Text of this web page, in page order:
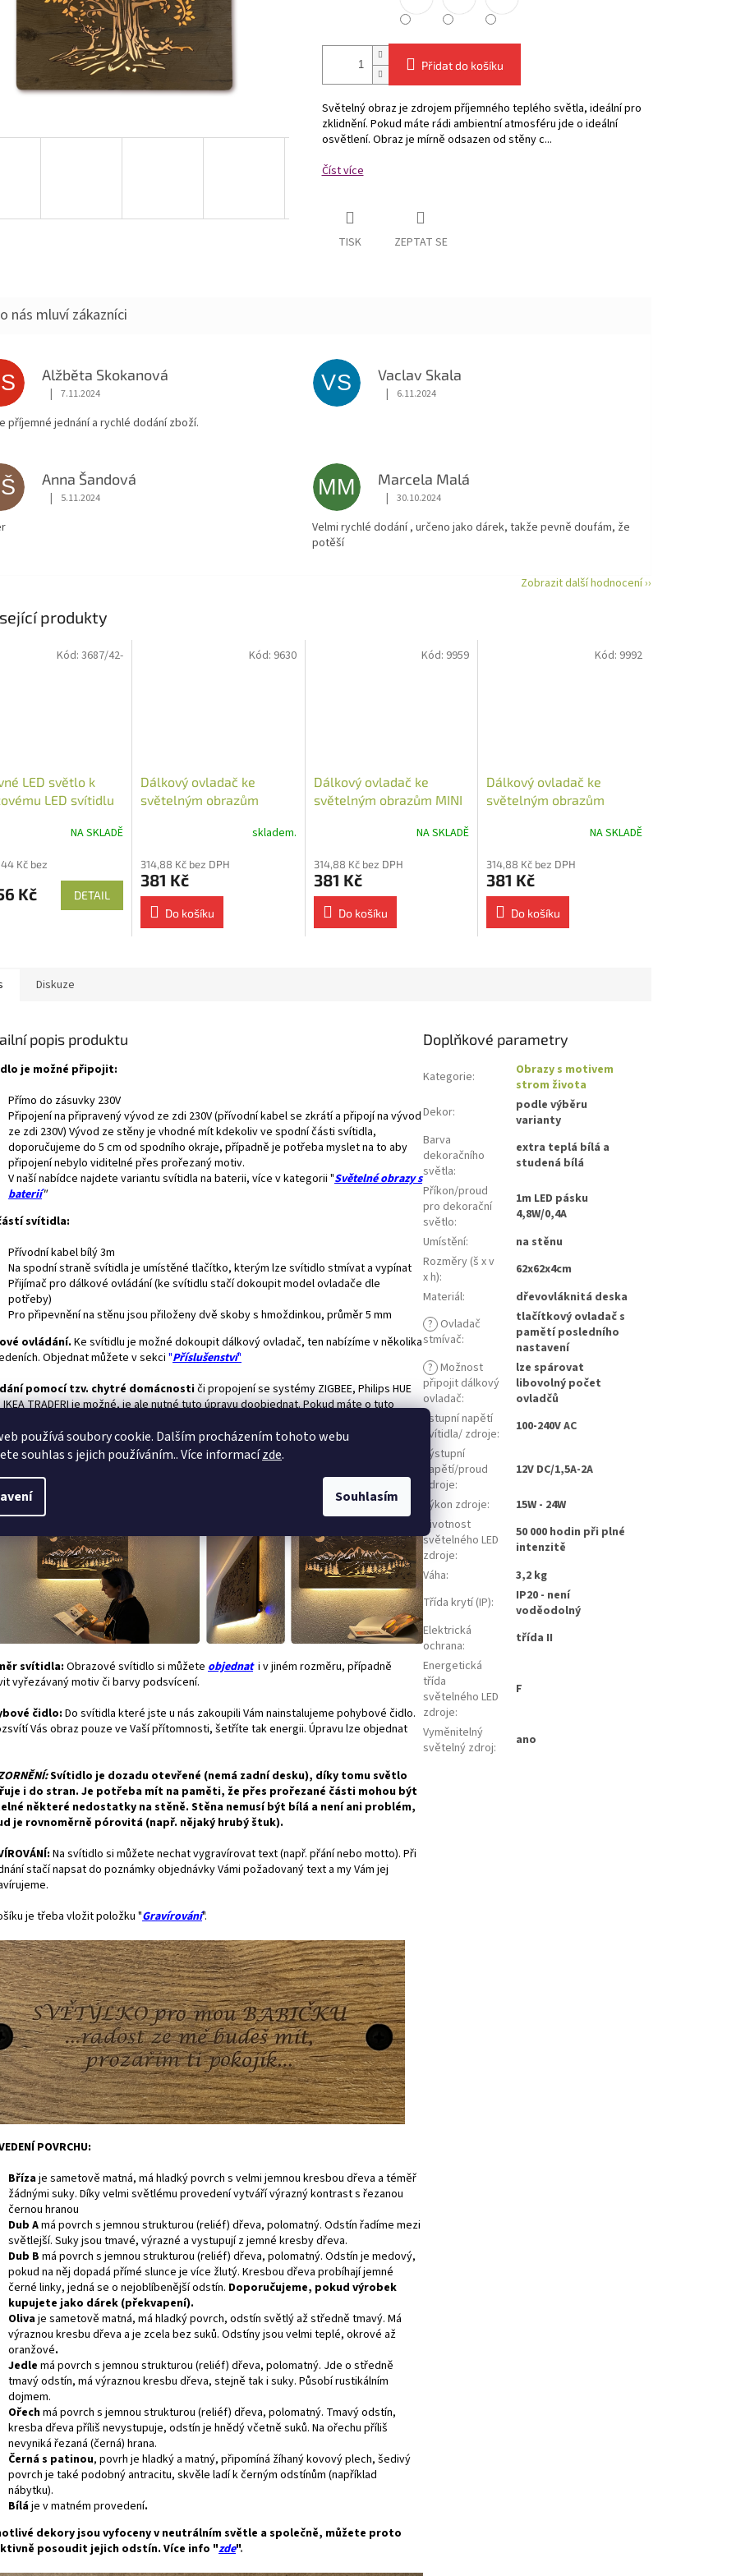
používá soubory cookie. Dalším procházením tohoto webu
souhlas s jejich používáním.. Více informacízde.
Souhlasím
Přidat do košíku
Světelný obraz je zdrojem příjemného teplého světla, ideální pro
zklidnění. Pokud máte rádi ambientní atmosféru jde o ideální
osvětlení. Obraz je mírně odsazen od stěny c...
Číst více
TISK ZEPTAT SE
nás mluví zákazníci
Alžběta Skokanová
Hodnocení obchodu je 5 z 5 hvězdiček.
| 7.11.2024
příjemné jednání a rychlé dodání zboží.
VS Vaclav Skala
Hodnocení obchodu je 5 z 5 hvězdiček.
| 6.11.2024
Anna Šandová
Hodnocení obchodu je 5 z 5 hvězdiček.
| 5.11.2024 MM Marcela Malá
Hodnocení obchodu je 5 z 5 hvězdiček.
| 30.10.2024
Velmi rychlé dodání , určeno jako dárek, takže pevně doufám, že
potěší
Zobrazit další hodnocení ››
produkty
LED světlo k
LED svítidlu
NA SKLADĚ
Kč bez
Kč DETAIL
Kód: 3687/42-
Dálkový ovladač ke
světelným obrazům
skladem.
314,88 Kč bez DPH
381 Kč
Do košíku
Kód: 9630
Dálkový ovladač ke
světelným obrazům MINI
NA SKLADĚ
314,88 Kč bez DPH
381 Kč
Do košíku
Kód: 9959
Dálkový ovladač ke
světelným obrazům
NA SKLADĚ
314,88 Kč bez DPH
381 Kč
Do košíku
Kód: 9992
Diskuze
popis produktu
je možné připojit:
Přímo do zásuvky 230V
Připojení na připravený vývod ze zdi 230V (přívodní kabel se zkrátí a připojí na vývod
ze zdi 230V) Vývod ze stěny je vhodné mít kdekoliv ve spodní části svítidla,
doporučujeme do 5 cm od spodního okraje, případně je potřeba myslet na to aby
připojení nebylo viditelné přes prořezaný motiv.
V naší nabídce najdete variantu svítidla na baterii, více v kategorii "Světelné obrazy s
baterií"
svítidla:
Přívodní kabel bílý 3m
Na spodní straně svítidla je umístěné tlačítko, kterým lze svítidlo stmívat a vypínat
Přijímač pro dálkové ovládání (ke svítidlu stačí dokoupit model ovladače dle
potřeby)
Pro připevnění na stěnu jsou přiloženy dvě skoby s hmoždinkou, průměr 5 mm
ovládání.Ke svítidlu je možné dokoupit dálkový ovladač, ten nabízíme v několika
Objednat můžete v sekci "Příslušenství"
pomocí tzv. chytré domácnostiči propojení se systémy ZIGBEE, Philips HUE
TRADFRI je možné, je ale nutné tuto úpravu doobjednat. Pokud máte o tuto
světlo:Ke svítidlu si můžete zakoupit výkonné přídavné
si například číst. Součástí přídavného světla je dotykový ovladač, ten je umístěný
svítidla. Ovládání přídavného světla je nezávislé na podsvícení obrazu a je
stmívatelné.
svítidla: Obrazové svítidlo si můžete objednat i v jiném rozměru, případně
vyřezávaný motiv či barvy podsvícení.
čidlo:Do svítidla které jste u nás zakoupili Vám nainstalujeme pohybové čidlo.
Vás obraz pouze ve Vaší přítomnosti, šetříte tak energii. Úpravu lze objednat
Svítidlo je dozadu otevřené (nemá zadní desku), díky tomu světlo
i do stran. Je potřeba mít na paměti, že přes prořezané části mohou být
některé nedostatky na stěně. Stěna nemusí být bílá a není ani problém,
je rovnoměrně pórovitá (např. nějaký hrubý štuk).
Na svítidlo si můžete nechat vygravírovat text (např. přání nebo motto). Při
stačí napsat do poznámky objednávky Vámi požadovaný text a my Vám jej
je třeba vložit položku "Gravírování".
POVRCHU:
Břízaje sametově matná, má hladký povrch s velmi jemnou kresbou dřeva a téměř
žádnými suky. Díky velmi světlému provedení vytváří výrazný kontrast s řezanou
černou hranou
Dub Amá povrch s jemnou strukturou (reliéf) dřeva, polomatný. Odstín řadíme mezi
světlejší. Suky jsou tmavé, výrazné a vystupují z jemné kresby dřeva.
Dub B má povrch s jemnou strukturou (reliéf) dřeva, polomatný. Odstín je medový,
pokud na něj dopadá přímé slunce je více žlutý. Kresbou dřeva probíhají jemné
černé linky, jedná se o nejoblíbenější odstín. Doporučujeme, pokud výrobek
kupujete jako dárek (překvapení).
Olivaje sametově matná, má hladký povrch, odstín světlý až středně tmavý. Má
výraznou kresbu dřeva a je zcela bez suků. Odstíny jsou velmi teplé, okrové až
oranžové.
Jedle má povrch s jemnou strukturou (reliéf) dřeva, polomatný. Jde o středně
tmavý odstín, má výraznou kresbu dřeva, stejně tak i suky. Působí rustikálním
dojmem.
Ořechmá povrch s jemnou strukturou (reliéf) dřeva, polomatný. Tmavý odstín,
kresba dřeva příliš nevystupuje, odstín je hnědý včetně suků. Na ořechu příliš
nevyniká řezaná (černá) hrana.
Černá s patinou, povrh je hladký a matný, připomíná žíhaný kovový plech, šedivý
povrch je také podobný antracitu, skvěle ladí k černým odstínům (například
nábytku).
Bíláje v matném provedení.
dekory jsou vyfoceny v neutrálním světle a společně, můžete proto
posoudit jejich odstín. Více info "zde".
Doplňkové parametry
Kategorie:
Obrazy s motivem
strom života
Dekor:
podle výběru
varianty
Barva
dekoračního
světla:
extra teplá bílá a
studená bílá
Příkon/proud
pro dekorační
světlo:
1m LED pásku
4,8W/0,4A
Umístění:
na stěnu
Rozměry (š x v
x h):
62x62x4cm
Materiál:
dřevovláknitá deska
? Ovladač
stmívač:
tlačítkový ovladač s
pamětí posledního
nastavení
? Možnost
připojit dálkový
ovladač:
lze spárovat
libovolný počet
ovladčů
Vstupní napětí
svítidla/ zdroje:
100-240V AC
Výstupní
napětí/proud
zdroje:
12V DC/1,5A-2A
Výkon zdroje:
15W - 24W
Životnost
světelného LED
zdroje:
50 000 hodin při plné
intenzitě
Váha:
3,2 kg
Třída krytí (IP):
IP20 - není
voděodolný
Elektrická
ochrana:
třída II
Energetická
třída
světelného LED
zdroje:
F
Vyměnitelný
světelný zdroj: ano